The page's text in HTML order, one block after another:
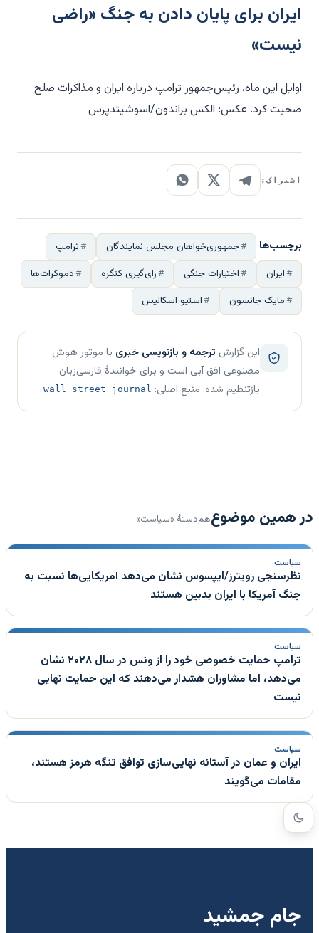
ایران برای پایان دادن به جنگ «راضی
نیست»
اوایل این ماه، رئیس‌جمهور ترامپ درباره ایران و مذاکرات صلح
صحبت کرد. عکس: الکس براندون/اسوشیتدپرس
اشتراک:
برچسب‌ها جمهوری‌خواهان مجلس نمایندگان
ترامپ
ایران
اختیارات جنگی رای‌گیری کنگره
دموکرات‌ها
مایک جانسون
استیو اسکالیس
این گزارش ترجمه و بازنویسی خبری با موتور هوش
مصنوعی افق آبی است و برای خوانندهٔ فارسی‌زبان
بازتنظیم شده. منبع اصلی: wall street journal
در همین موضوعهم‌دستهٔ «سیاست»
سیاست
نظرسنجی رویترز/ایپسوس نشان می‌دهد آمریکایی‌ها نسبت به
جنگ آمریکا با ایران بدبین هستند
سیاست
ترامپ حمایت خصوصی خود را از ونس در سال ۲۰۲۸ نشان
می‌دهد، اما مشاوران هشدار می‌دهند که این حمایت نهایی
نیست
سیاست
ایران و عمان در آستانه نهایی‌سازی توافق تنگه هرمز هستند،
مقامات می‌گویند
جام جمشید